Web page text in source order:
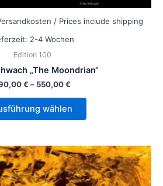
/ Prices include shipping
2-4 Wochen
Edition 100
„The Moondrian“
€ – 550,00€
wählen
Dieses
Produkt
weist